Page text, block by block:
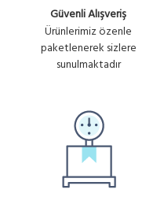
Güvenli Alışveriş
Ürünlerimiz özenle
paketlenerek sizlere
sunulmaktadır